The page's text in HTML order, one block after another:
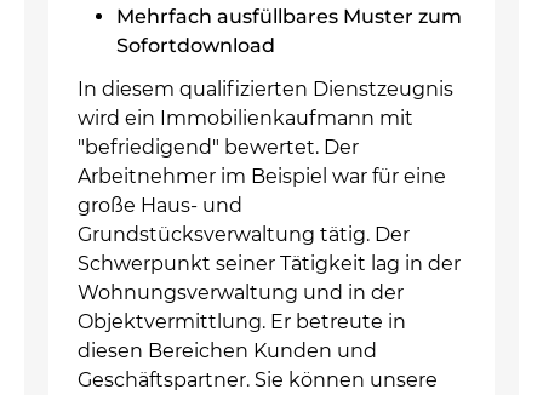
Mehrfach ausfüllbares Muster zum
Sofortdownload
In diesem qualifizierten Dienstzeugnis
wird ein Immobilienkaufmann mit
"befriedigend" bewertet. Der
Arbeitnehmer im Beispiel war für eine
große Haus- und
Grundstücksverwaltung tätig. Der
Schwerpunkt seiner Tätigkeit lag in der
Wohnungsverwaltung und in der
Objektvermittlung. Er betreute in
diesen Bereichen Kunden und
Geschäftspartner. Sie können unsere